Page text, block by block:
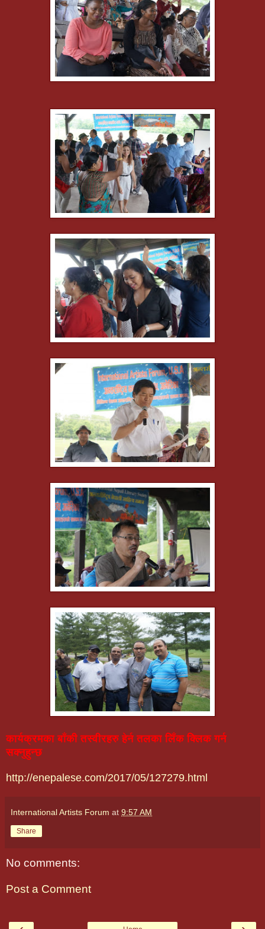
कार्यक्रमका बाँकी तस्वीरहरु हेर्न तलका लिँक क्लिक गर्न
सक्नुहुन्छ
http://enepalese.com/2017/05/127279.html
International Artists Forum at 9:57 AM
Share
No comments:
Post a Comment